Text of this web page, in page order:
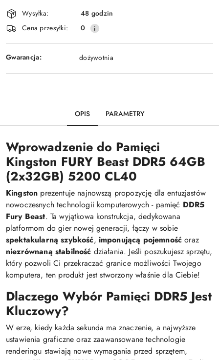
Wysyłka:
48 godzin
Cena przesyłki:
0
Gwarancja: dożywotnia
OPIS PARAMETRY
Wprowadzenie do Pamięci
Kingston FURY Beast DDR5 64GB
(2x32GB) 5200 CL40
Kingston prezentuje najnowszą propozycję dla entuzjastów
nowoczesnych technologii komputerowych - pamięć DDR5
Fury Beast. Ta wyjątkowa konstrukcja, dedykowana
platformom do gier nowej generacji, łączy w sobie
spektakularną szybkość, imponującą pojemność oraz
niezrównaną stabilność działania. Jeśli poszukujesz sprzętu,
który pozwoli Ci przekraczać granice możliwości Twojego
komputera, ten produkt jest stworzony właśnie dla Ciebie!
Dlaczego Wybór Pamięci DDR5 Jest
Kluczowy?
W erze, kiedy każda sekunda ma znaczenie, a najwyższe
ustawienia graficzne oraz zaawansowane technologie
renderingu stawiają nowe wymagania przed sprzętem,